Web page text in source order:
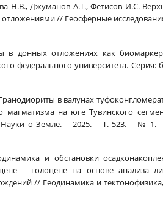
Н.В., Джуманов А.Т., Фетисов И.С.
// Геосферные
в донных отложениях как
федерального университета. Серия:
в валунах
магматизма на юге Тувинского
о Земле. – 2025. – Т. 523. – № 1.
и обстановки
– голоцене на основе анализа
// Геодинамика и